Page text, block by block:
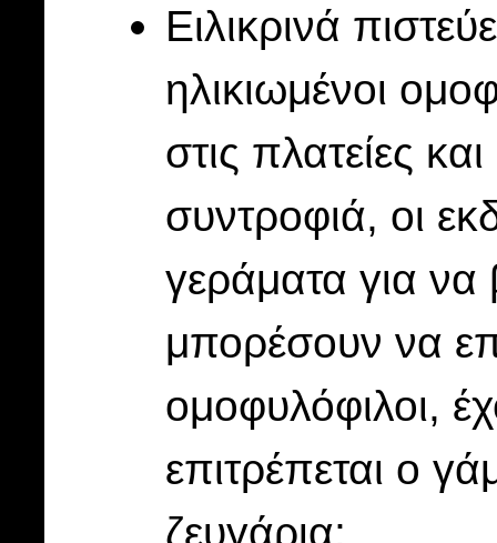
Ειλικρινά
ηλικιωμένοι
στις πλατείες
συντροφιά, οι
γεράματα για
μπορέσουν να
ομοφυλόφιλοι,
επιτρέπεται ο
ζευγάρια;